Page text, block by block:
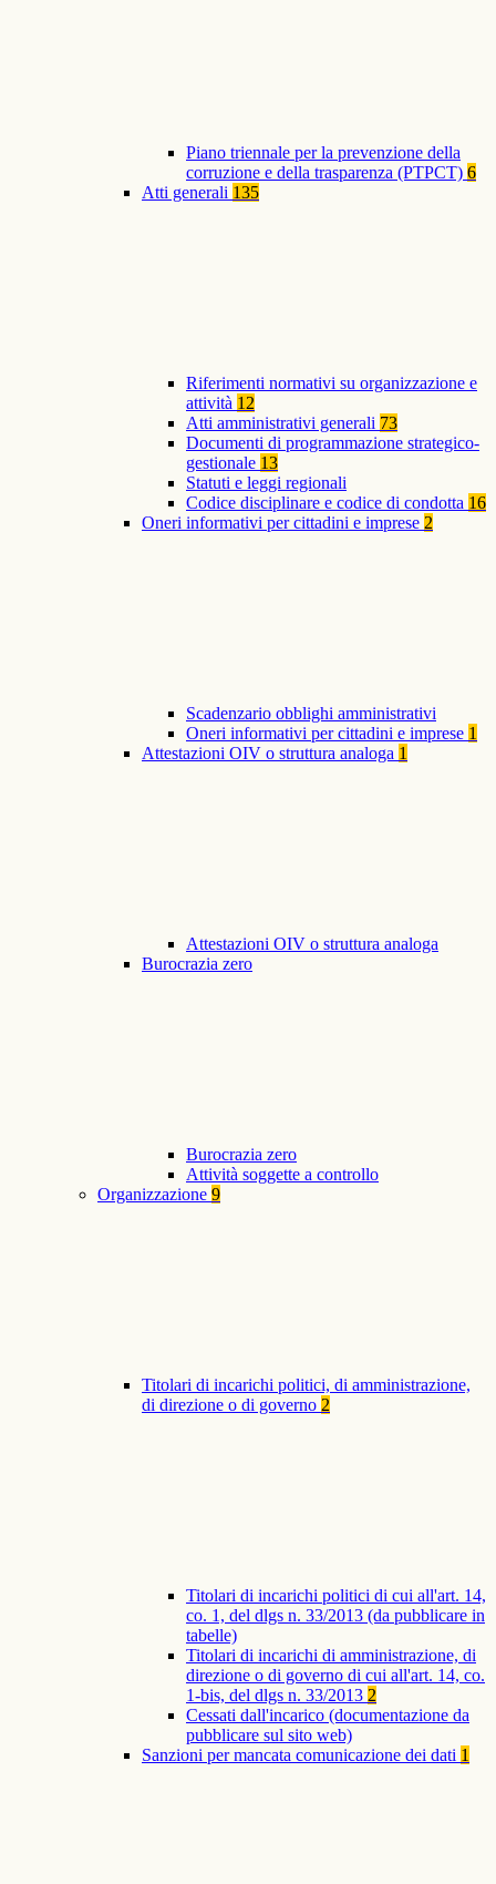
Piano triennale per la prevenzione della
corruzione e della trasparenza (PTPCT) 6
Atti generali 135
Riferimenti normativi su organizzazione e
attività 12
Atti amministrativi generali 73
Documenti di programmazione strategico-
gestionale 13
Statuti e leggi regionali
Codice disciplinare e codice di condotta 16
Oneri informativi per cittadini e imprese 2
Scadenzario obblighi amministrativi
Oneri informativi per cittadini e imprese 1
Attestazioni OIV o struttura analoga 1
Attestazioni OIV o struttura analoga
Burocrazia zero
Burocrazia zero
Attività soggette a controllo
Organizzazione 9
Titolari di incarichi politici, di amministrazione,
di direzione o di governo 2
Titolari di incarichi politici di cui all'art. 14,
co. 1, del dlgs n. 33/2013 (da pubblicare in
tabelle)
Titolari di incarichi di amministrazione, di
direzione o di governo di cui all'art. 14, co.
1-bis, del dlgs n. 33/2013 2
Cessati dall'incarico (documentazione da
pubblicare sul sito web)
Sanzioni per mancata comunicazione dei dati 1